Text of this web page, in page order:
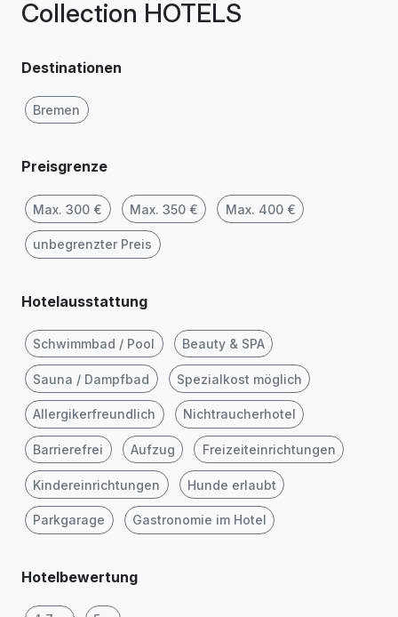
Collection HOTELS
Destinationen
Bremen
Preisgrenze
Max. 300 € Max. 350 € Max. 400 €
unbegrenzter Preis
Hotelausstattung
Schwimmbad / Pool Beauty & SPA
Sauna / Dampfbad Spezialkost möglich
Allergikerfreundlich Nichtraucherhotel
Barrierefrei Aufzug Freizeiteinrichtungen
Kindereinrichtungen Hunde erlaubt
Parkgarage Gastronomie im Hotel
Hotelbewertung